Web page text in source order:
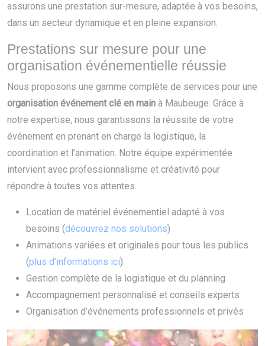
assurons une prestation sur-mesure, adaptée à vos besoins,
dans un secteur dynamique et en pleine expansion.
Prestations sur mesure pour une
organisation événementielle réussie
Nous proposons une gamme complète de services pour une
organisation événement clé en main à Maubeuge. Grâce à
notre expertise, nous garantissons la réussite de votre
événement en prenant en charge la logistique, la
coordination et l’animation. Notre équipe expérimentée
intervient avec professionnalisme et créativité pour
répondre à toutes vos attentes.
Location de matériel événementiel adapté à vos
besoins (découvrez nos solutions)
Animations variées et originales pour tous les publics
(plus d’informations ici)
Gestion complète de la logistique et du planning
Accompagnement personnalisé et conseils experts
Organisation d’événements professionnels et privés